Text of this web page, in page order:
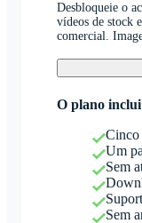
Desbloqueie o
vídeos de stock
comercial.
O plano
Cinco
Um
Sem
Sem